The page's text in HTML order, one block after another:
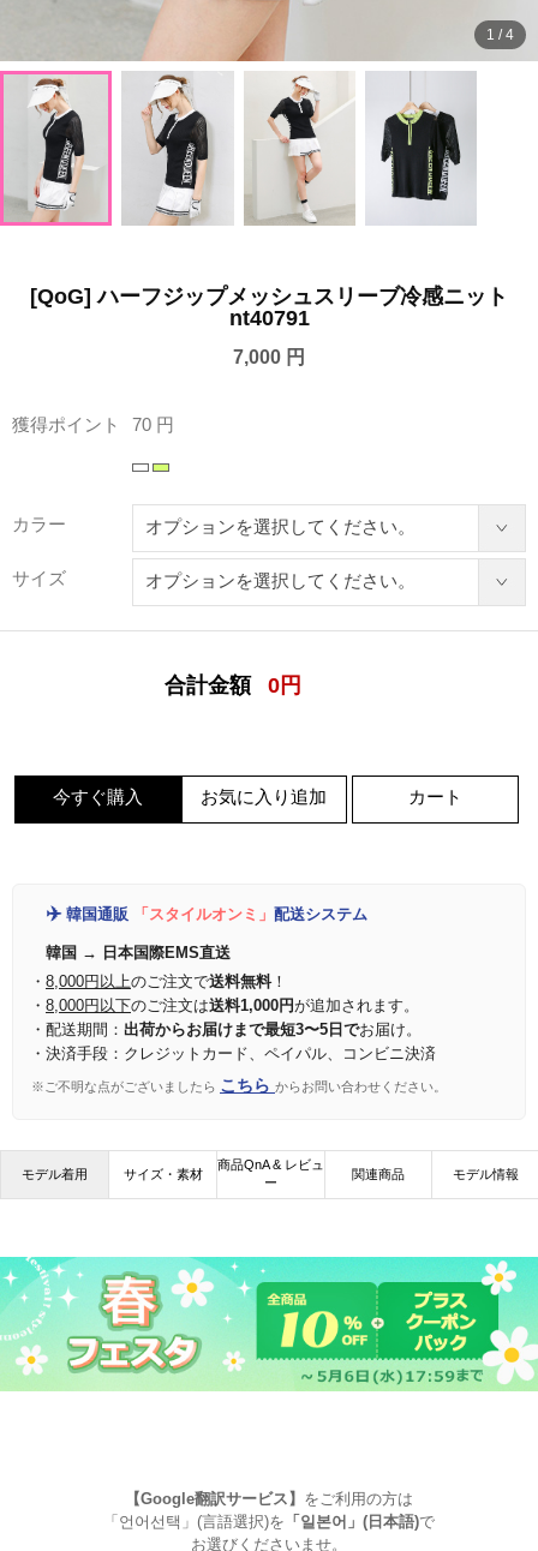
1 /4
[QoG] ハーフジップメッシュスリーブ冷感ニット
nt40791
7,000 円
獲得ポイント 70 円
カラー
サイズ
合計金額 0 円
今すぐ購入 お気に入り追加 カート
✈️ 韓国通販 「スタイルオンミ」 配送システム
韓国 → 日本国際EMS直送
・ 8,000円以上のご注文で送料無料！
・ 8,000円以下のご注文は送料1,000円が追加されます。
・配送期間： 出荷からお届けまで最短3〜5日でお届け。
・決済手段：クレジットカード、ペイパル、コンビニ決済
※ご不明な点がございましたら こちら からお問い合わせください。
モデル着用 サイズ・素材
商品QnA & レビュ
ー
関連商品 モデル情報
【Google翻訳サービス】 をご利用の方は
「언어선택」(言語選択)を 「일본어」(日本語)で
お選びくださいませ。